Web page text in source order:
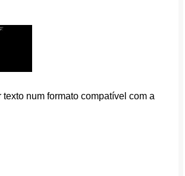
num formato compatível com a